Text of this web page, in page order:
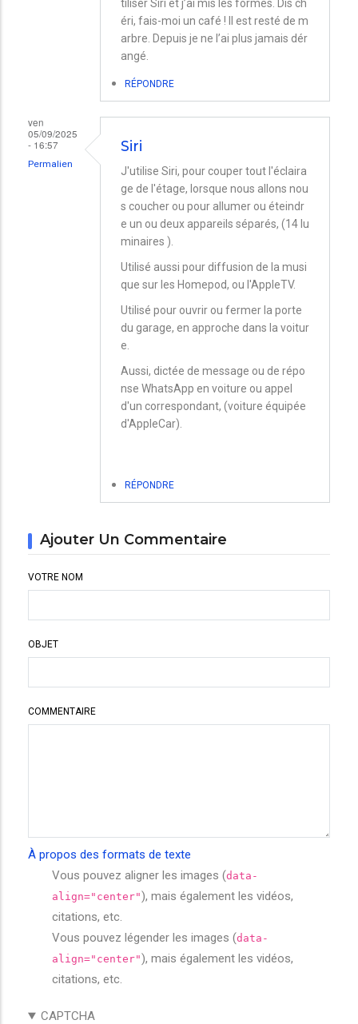
tiliser Siri et j’ai mis les formes. Dis ch
éri, fais-moi un café ! Il est resté de m
arbre. Depuis je ne l’ai plus jamais dér
angé.
RÉPONDRE
ven
05/09/2025
- 16:57
Permalien
Siri
J'utilise Siri, pour couper tout l'éclaira
ge de l'étage, lorsque nous allons nou
s coucher ou pour allumer ou éteindr
e un ou deux appareils séparés, (14 lu
minaires ).
Utilisé aussi pour diffusion de la musi
que sur les Homepod, ou l'AppleTV.
Utilisé pour ouvrir ou fermer la porte
du garage, en approche dans la voitur
e.
Aussi, dictée de message ou de répo
nse WhatsApp en voiture ou appel
d'un correspondant, (voiture équipée
d'AppleCar).
RÉPONDRE
Ajouter Un Commentaire
VOTRE NOM
OBJET
COMMENTAIRE
À propos des formats de texte
Vous pouvez aligner les images (data-
align="center"), mais également les vidéos,
citations, etc.
Vous pouvez légender les images (data-
align="center"), mais également les vidéos,
citations, etc.
CAPTCHA